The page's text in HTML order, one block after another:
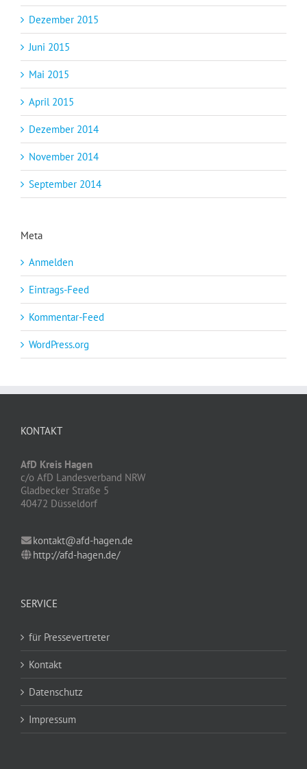
Dezember 2015
Juni 2015
Mai 2015
April 2015
Dezember 2014
November 2014
September 2014
Meta
Anmelden
Eintrags-Feed
Kommentar-Feed
WordPress.org
KONTAKT
AfD Kreis Hagen
c/o AfD Landesverband NRW
Gladbecker Straße 5
40472 Düsseldorf
kontakt@afd-hagen.de
http://afd-hagen.de/
SERVICE
für Pressevertreter
Kontakt
Datenschutz
Impressum